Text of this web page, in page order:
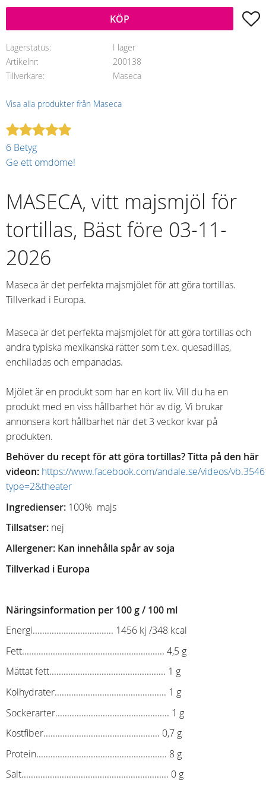
KÖP
Lagerstatus
I lager
Artikelnr
200138
Tillverkare
Maseca
Visa alla produkter från Maseca
6 Betyg
Ge ett omdöme!
MASECA, vitt majsmjöl för
tortillas, Bäst före 03-11-
2026
Maseca är det perfekta majsmjölet för att göra tortillas.
Tillverkad i Europa.
Maseca är det perfekta majsmjölet för att göra tortillas och
andra typiska mexikanska rätter som t.ex. quesadillas,
enchiladas och empanadas.
Mjölet är en produkt som har en kort liv. Vill du ha en
produkt med en viss hållbarhet hör av dig. Vi brukar
annonsera kort hållbarhet när det 3 veckor kvar på
produkten.
Behöver du recept för att göra tortillas?Titta på den här
videon: https://www.facebook.com/andale.se/videos/
type=2&theater
Ingredienser: 100% majs
Tillsatser: nej
Allergener: Kan innehålla spår av soja
Tillverkad i Europa
Näringsinformation per 100 g / 100 ml
Energi.................................. 1456 kj /348 kcal
Fett............................................................ 4,5 g
Mättat fett................................................. 1 g
Kolhydrater............................................... 1 g
Sockerarter................................................ 1 g
Kostfiber................................................. 0,7 g
Protein....................................................... 8 g
Salt.............................................................. 0 g